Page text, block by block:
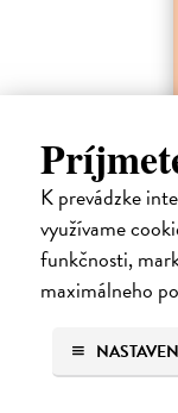
K prevádzke
využívame
funkčnosti,
maximálneho
Dominik
kazateľská
Škovierová Angela|
Ide o titul, ktorým
františkánskeho
Mokoš patril medzi
autorov